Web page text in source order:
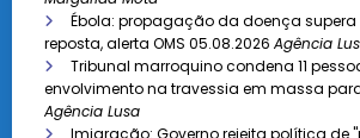
Ébola: propagação da doença
reposta, alerta OMS 05.08.2026 Agência
Tribunal marroquino condena 11
envolvimento na travessia em massa
Agência Lusa
Imigração: Governo rejeita política de